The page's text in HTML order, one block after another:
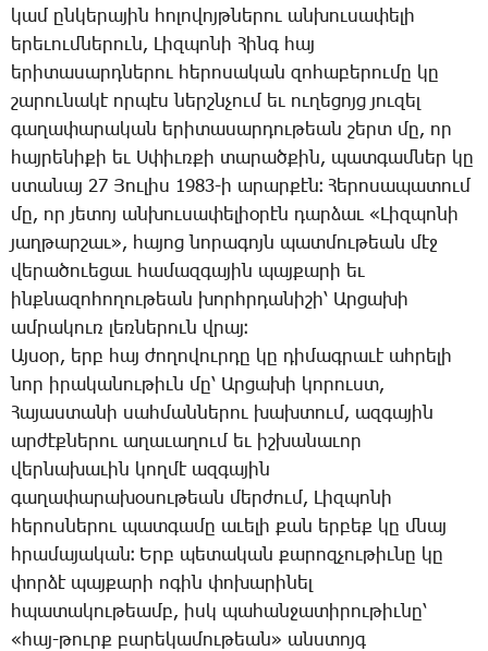
կամ ըն­կե­րա­յին հո­լո­վոյթ­նե­րու ան­խու­սա­փե­լի
ե­րե­ւում­նե­րուն, ­Լիզ­պո­նի ­Հինգ հայ
ե­րի­տա­սարդ­նե­րու հե­րո­սա­կան զո­հա­բե­րու­մը կը
շա­րու­նա­կէ որ­պէս ներշն­չում եւ ու­ղե­ցոյց յու­զել
գա­ղա­փա­րա­կան ե­րի­տա­սար­դու­թեան շերտ մը, որ
հայ­րե­նի­քի եւ Ս­փիւռ­քի տա­րած­քին, պատ­գամ­ներ կը
ստա­նայ 27 ­Յու­լիս 1983-ի ա­րար­քէն։ ­Հե­րո­սա­պա­տում
մը, որ յե­տոյ ան­խու­սա­փե­լիօ­րէն դար­ձաւ «­Լիզ­պո­նի
յաղ­թար­շաւ», հա­յոց նո­րա­գոյն պատ­մու­թեան մէջ
վե­րա­ծո­ւե­ցաւ հա­մազ­գա­յին պայ­քա­րի եւ
ինք­նա­զո­հո­ղու­թեան խորհր­դա­նի­շի՝ Ար­ցա­խի
ամ­րա­կուռ լեռ­նե­րուն վրայ։
Այ­սօր, երբ հայ ժո­ղո­վուր­դը կը դի­մագրա­ւէ ահ­րե­լի
նոր ի­րա­կա­նու­թիւն մը՝ Ար­ցա­խի կո­րուստ,
­Հա­յաս­տա­նի սահ­ման­նե­րու խախ­տում, ազ­գա­յին
ար­ժէք­նե­րու ա­ղա­ւա­ղում եւ իշ­խա­նա­ւոր
վեր­նա­խա­ւին կող­մէ ազ­գա­յին
գա­ղա­փա­րա­խօ­սու­թեան մեր­ժում, ­Լիզ­պո­նի
հե­րոս­նե­րու պատ­գա­մը ա­ւե­լի քան եր­բեք կը մնայ
հրա­մա­յա­կան։ Երբ պե­տա­կան քա­րոզ­չու­թիւ­նը կը
փոր­ձէ պայ­քա­րի ո­գին փո­խա­րի­նել
հպա­տա­կու­թեամբ, իսկ պա­հան­ջա­տի­րու­թիւ­նը՝
«հայ-թուրք բա­րե­կա­մու­թեան» անստոյգ